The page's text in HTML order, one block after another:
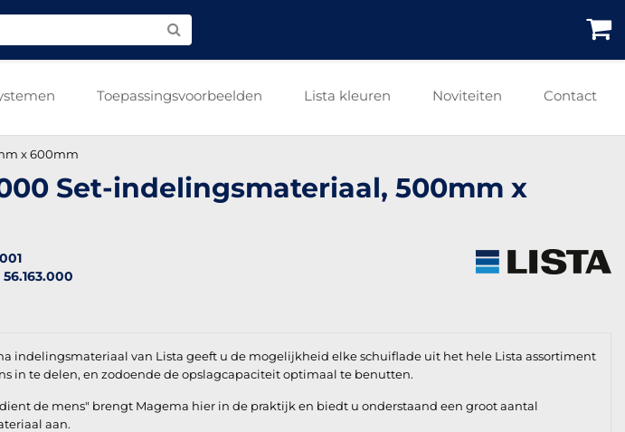
Toepassingsvoorbeelden Lista kleuren Noviteiten Contact
x 600mm
Set-indelingsmateriaal, 500mm x
indelingsmateriaal van Lista geeft u de mogelijkheid elke schuiflade uit het hele Lista assortiment
in te delen, en zodoende de opslagcapaciteit optimaal te benutten.
de mens" brengt Magema hier in de praktijk en biedt u onderstaand een groot aantal
aan.